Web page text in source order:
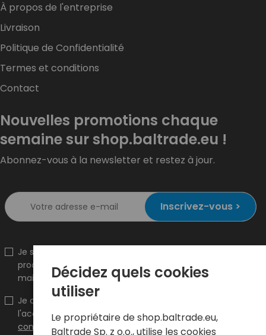
À propos de l'entreprise
Livraison
Politique de Confidentialité
Termes et conditions
Contact
Nouvelles promotions chaque
semaine sur shop.baltrade.eu !
Abonnez-vous à la newsletter et restez à jour.
Inscrivez-vous >
Je souhaite recevoir des informations sur les nouveaux
produits et promotions sur hurt.com.pl à l'adresse e-
mail indiquée.
Je confirme que j'ai pris connaissance du contenu et
l'accepte.Conditions généraleset Politique de
confidentialitéet j'accepte les Conditions Générales et
Décidez quels cookies
utiliser
Le propriétaire de shop.baltrade.eu,
Baltrade Sp. z o.o., utilise les cookies